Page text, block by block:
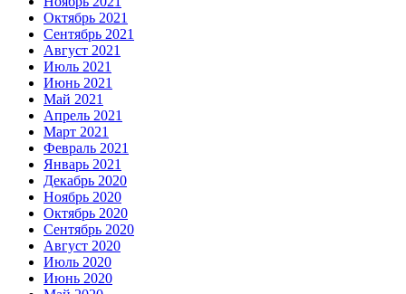
Октябрь 2021
Сентябрь 2021
Август 2021
Июль 2021
Июнь 2021
Май 2021
Апрель 2021
Март 2021
Февраль 2021
Январь 2021
Декабрь 2020
Ноябрь 2020
Октябрь 2020
Сентябрь 2020
Август 2020
Июль 2020
Июнь 2020